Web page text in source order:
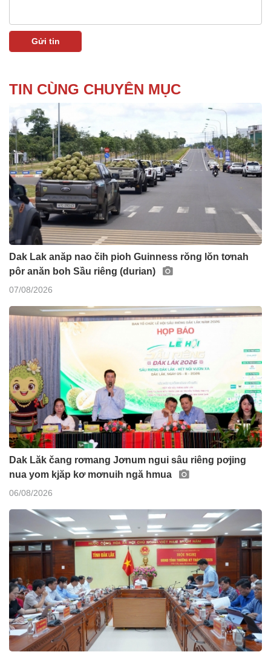
TIN CÙNG CHUYÊN MỤC
Dak Lak anăp nao čih pioh Guinness rŏng lŏn tơnah
pôr anăn boh Sầu riêng (durian)
07/08/2026
Dak Lăk čang rơmang Jơnum ngui sâu riêng pơjing
nua yom kjăp kơ mơnuih ngă hmua
06/08/2026